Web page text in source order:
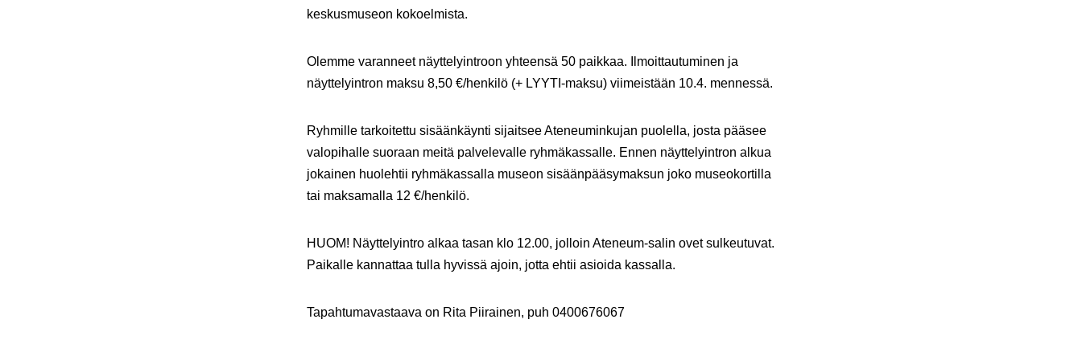
keskusmuseon kokoelmista.
Olemme varanneet näyttelyintroon yhteensä 50 paikkaa. Ilmoittautuminen ja
näyttelyintron maksu 8,50 €/henkilö (+ LYYTI-maksu) viimeistään 10.4. mennessä.
Ryhmille tarkoitettu sisäänkäynti sijaitsee Ateneuminkujan puolella, josta pääsee
valopihalle suoraan meitä palvelevalle ryhmäkassalle. Ennen näyttelyintron alkua
jokainen huolehtii ryhmäkassalla museon sisäänpääsymaksun joko museokortilla
tai maksamalla 12 €/henkilö.
HUOM! Näyttelyintro alkaa tasan klo 12.00, jolloin Ateneum-salin ovet sulkeutuvat.
Paikalle kannattaa tulla hyvissä ajoin, jotta ehtii asioida kassalla.
Tapahtumavastaava on Rita Piirainen, puh 0400676067